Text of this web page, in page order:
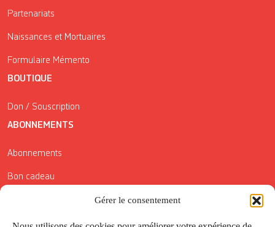
Gérer le consentement
Partenariats
Naissances et Mortuaires
Formulaire Mémento
BOUTIQUE
Don / Souscription
ABONNEMENTS
Abonnements
Bon cadeau
Conditions générales de vente
Réductions de la Carte Côté Courrier